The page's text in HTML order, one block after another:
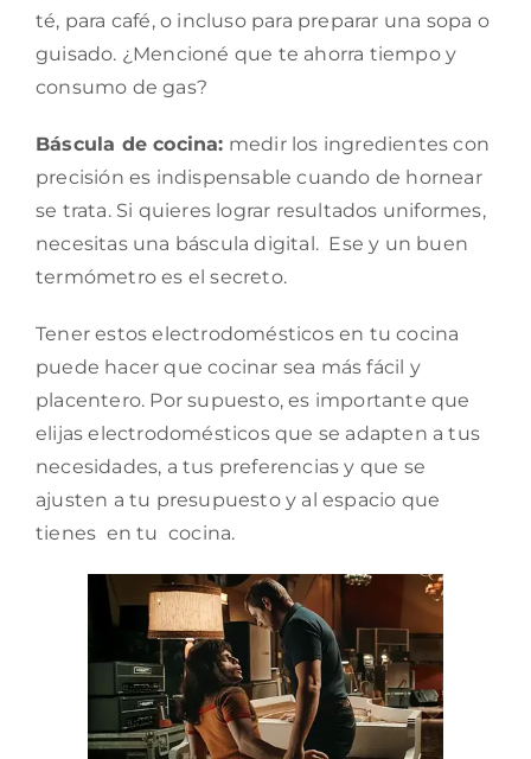
té, para café, o incluso para preparar una sopa o
guisado. ¿Mencioné que te ahorra tiempo y
consumo de gas?
Báscula de cocina: medir los ingredientes con
precisión es indispensable cuando de hornear
se trata. Si quieres lograr resultados uniformes,
necesitas una báscula digital. Ese y un buen
termómetro es el secreto.
Tener estos electrodomésticos en tu cocina
puede hacer que cocinar sea más fácil y
placentero. Por supuesto, es importante que
elijas electrodomésticos que se adapten a tus
necesidades, a tus preferencias y que se
ajusten a tu presupuesto y al espacio que
tienes en tu cocina.